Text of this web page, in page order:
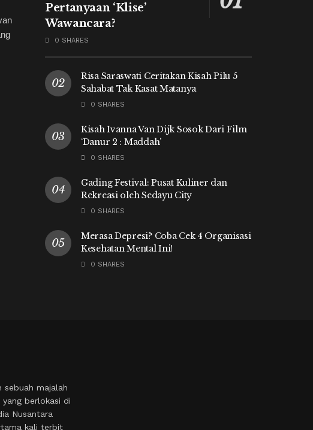
Pertanyaan ‘Klise’
Wawancara?
0 SHARES
Risa Saraswati Ceritakan Kisah Pilu 5
Sahabat Tak Kasat Matanya
0 SHARES
Kisah Ivanna Van Dijk Sosok Dari Film
‘Danur 2 : Maddah’
0 SHARES
Gading Festival: Pusat Kuliner dan
Rekreasi oleh Sedayu City
0 SHARES
Merasa Depresi? Coba Cek 4 Organisasi
Kesehatan Mental Ini!
0 SHARES
sebuah majalah
berlokasi di
Nusantara
kali terbit